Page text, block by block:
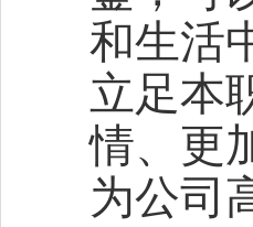
和生活
立足本
情、更
为公司